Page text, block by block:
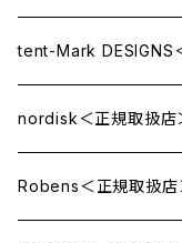
tent-Mark DESIGNS
nordisk＜正規取扱店
Robens＜正規取扱店